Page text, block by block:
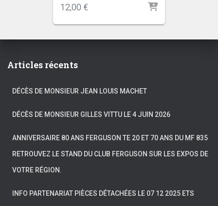
12,00 €
Articles récents
DÉCÈS DE MONSIEUR JEAN LOUIS MACHET
DÉCÈS DE MONSIEUR GILLES VITTU LE 4 JUIN 2026
ANNIVERSAIRE 80 ANS FERGUSON TE 20 ET 70 ANS DU MF 835
RETROUVEZ LE STAND DU CLUB FERGUSON SUR LES EXPOS DE
VOTRE RÉGION.
INFO PARTENARIAT PIÈCES DÉTACHÉES LE 07 12 2025 ETS